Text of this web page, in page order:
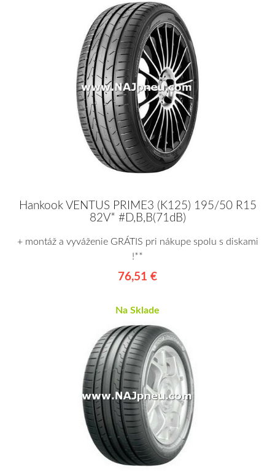
Hankook VENTUS PRIME3 (K125) 195/50 R15
82V* #D,B,B(71dB)
+ montáž a vyváženie GRÁTIS pri nákupe spolu s diskami
!**
76,51 €
Na Sklade